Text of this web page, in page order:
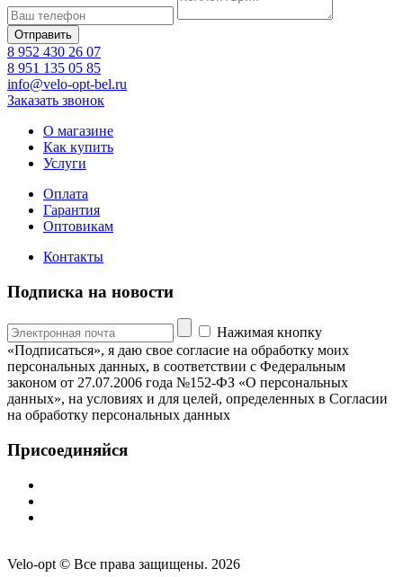
8 952 430 26 07
8 951 135 05 85
info@velo-opt-bel.ru
Заказать звонок
О магазине
Как купить
Услуги
Оплата
Гарантия
Оптовикам
Контакты
Подписка на новости
Нажимая кнопку
«Подписаться», я даю свое согласие на обработку моих
персональных данных, в соответствии с Федеральным
законом от 27.07.2006 года №152-ФЗ «О персональных
данных», на условиях и для целей, определенных в Согласии
на обработку персональных данных
Присоединяйся
Velo-opt © Все права защищены. 2026